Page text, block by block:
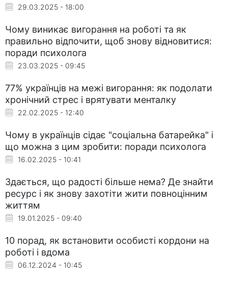
29.03.2025 - 18:00
Чому виникає вигорання на роботі та як
правильно відпочити, щоб знову відновитися:
поради психолога
23.03.2025 - 09:45
77% українців на межі вигорання: як подолати
хронічний стрес і врятувати менталку
22.02.2025 - 12:40
Чому в українців сідає "соціальна батарейка" і
що можна з цим зробити: поради психолога
16.02.2025 - 10:41
Здається, що радості більше нема? Де знайти
ресурс і як знову захотіти жити повноцінним
життям
19.01.2025 - 09:40
10 порад, як встановити особисті кордони на
роботі і вдома
06.12.2024 - 10:45